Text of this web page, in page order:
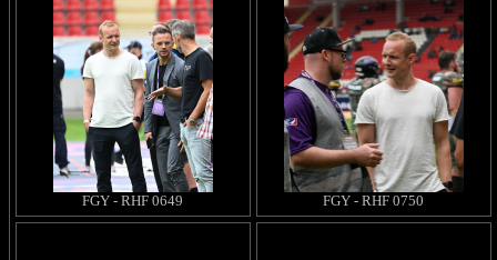
FGY - RHF 0649 FGY - RHF 0750